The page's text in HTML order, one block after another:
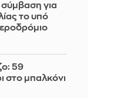
για
το υπό
59
στο μπαλκόνι